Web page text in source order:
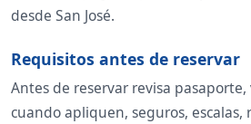
desde San José.
Requisitos antes de reservar
Antes de reservar revisa
cuando apliquen, seguros,